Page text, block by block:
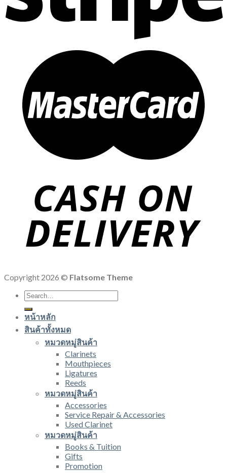
Copyright 2026 © Flatsome Theme
Search
for:
หน้าหลัก
สินค้าทั้งหมด
หมวดหมู่สินค้า
Clarinets
Mouthpieces
Ligatures
Reeds
หมวดหมู่สินค้า
Accessories
Service Repair & Accessories
Used Clarinet
หมวดหมู่สินค้า
Books & Tuition
Gifts
Promotion